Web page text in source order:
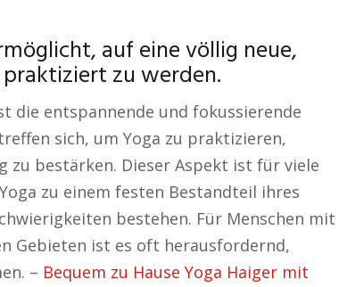
auf eine völlig neue,
zu werden.
die entspannende und fokussierende
sich, um Yoga zu praktizieren,
zu bestärken. Dieser Aspekt ist für viele
zu einem festen Bestandteil ihres
bestehen. Für Menschen mit
Gebieten ist es oft herausfordernd,
– Bequem zu Hause Yoga Haiger mit